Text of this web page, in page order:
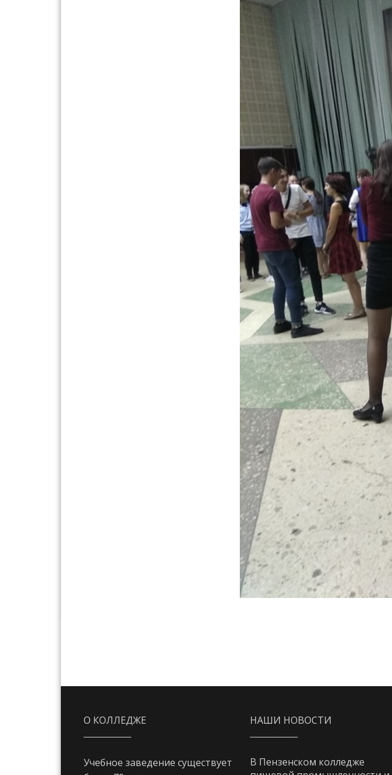
О КОЛЛЕДЖЕ
Учебное заведение существует
НАШИ НОВОСТИ
В Пензенском колледже